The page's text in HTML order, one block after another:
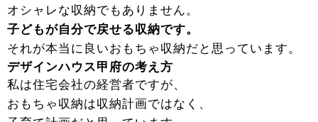
オシャレな収納でもありません。
子どもが自分で戻せる収納です。
それが本当に良いおもちゃ収納だと思っています。
デザインハウス甲府の考え方
私は住宅会社の経営者ですが、
おもちゃ収納は収納計画ではなく、